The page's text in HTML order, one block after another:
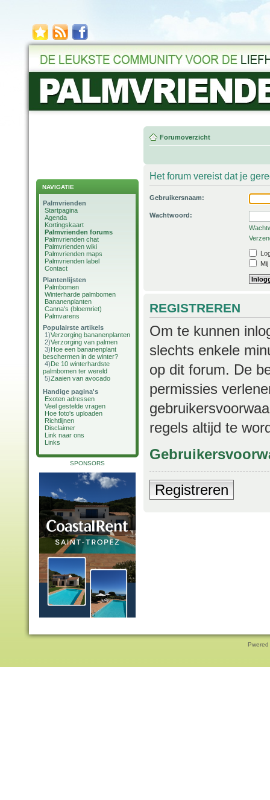
NAVIGATIE
Palmvrienden
Startpagina
Agenda
Kortingskaart
Palmvrienden forums
Palmvrienden chat
Palmvrienden wiki
Palmvrienden maps
Palmvrienden label
Contact
Plantenlijsten
Palmbomen
Winterharde palmbomen
Bananenplanten
Canna's (bloemriet)
Palmvarens
Populairste artikels
1)Verzorging bananenplanten
2)Verzorging van palmen
3)Hoe een bananenplant
beschermen in de winter?
4)De 10 winterhardste
palmbomen ter wereld
5)Zaaien van avocado
Handige pagina's
Exoten adressen
Veel gestelde vragen
Hoe foto's uploaden
Richtlijnen
Disclaimer
Link naar ons
Links
SPONSORS
Forumoverzicht
Het forum vereist dat je
Gebruikersnaam:
Wachtwoord:
REGISTREREN
Om te kunnen
slechts enkele
op dit forum. De
permissies
regels altijd te
Registreren